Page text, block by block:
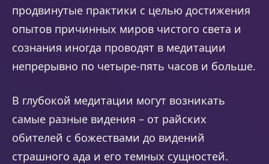
продвинутые практики с целью достижения
опытов причинных миров чистого света и
сознания иногда проводят в медитации
непрерывно по четыре-пять часов и больше.
В глубокой медитации могут возникать
самые разные видения – от райских
обителей с божествами до видений
страшного ада и его темных сущностей.